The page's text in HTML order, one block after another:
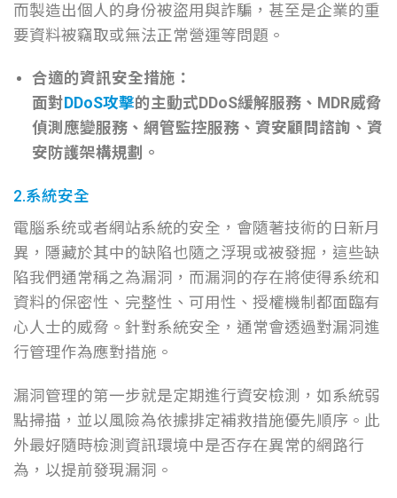
而製造出個人的身份被盜用與詐騙，甚至是企業的重
要資料被竊取或無法正常營運等問題。
合適的資訊安全措施：
面對 DDoS攻擊的主動式DDoS緩解服務、MDR威脅
偵測應變服務、網管監控服務、資安顧問諮詢、資
安防護架構規劃。
2.系統安全
電腦系统或者網站系統的安全，會隨著技術的日新月
異，隱藏於其中的缺陷也隨之浮現或被發掘，這些缺
陷我們通常稱之為漏洞，而漏洞的存在將使得系统和
資料的保密性、完整性、可用性、授權機制都面臨有
心人士的威脅。針對系統安全，通常會透過對漏洞進
行管理作為應對措施。
漏洞管理的第一步就是定期進行資安檢測，如系統弱
點掃描，並以風險為依據排定補救措施優先順序。此
外最好隨時檢測資訊環境中是否存在異常的網路行
為，以提前發現漏洞。